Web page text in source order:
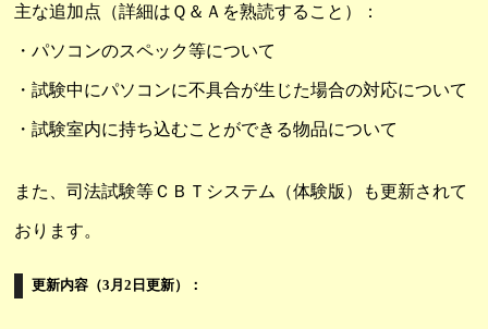
主な追加点（詳細はＱ＆Ａを熟読すること）：
・パソコンのスペック等について
・試験中にパソコンに不具合が生じた場合の対応について
・試験室内に持ち込むことができる物品について
また、司法試験等ＣＢＴシステム（体験版）も更新されて
おります。
更新内容（3月2日更新）：